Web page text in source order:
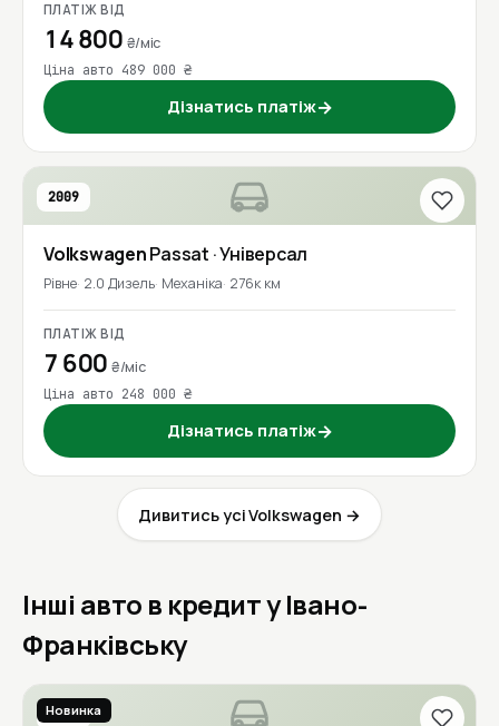
ПЛАТІЖ ВІД
14 800 ₴/міс
Ціна авто 489 000 ₴
Дізнатись платіж→
2009
VolkswagenPassat · Універсал
Рівне 2.0 Дизель Механіка 276к км
ПЛАТІЖ ВІД
7 600₴/міс
Ціна авто 248 000 ₴
Дізнатись платіж→
Дивитись усі Volkswagen →
Інші авто в кредит у Івано-
Франківську
2020
Новинка